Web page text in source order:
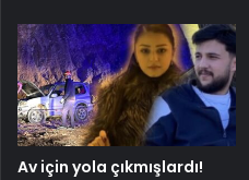
Av için yola çıkmışlardı!